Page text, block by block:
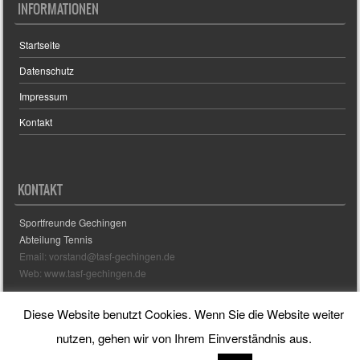
INFORMATIONEN
Startseite
Datenschutz
Impressum
Kontakt
KONTAKT
Sportfreunde Gechingen
Abteilung Tennis
Email: vorstand@tasf-gechingen.de
Web: www.tasf-gechingen.de
Sporty free WordPress Sports ThemePowered By WordPress
Diese Website benutzt Cookies. Wenn Sie die Website weiter
nutzen, gehen wir von Ihrem Einverständnis aus.